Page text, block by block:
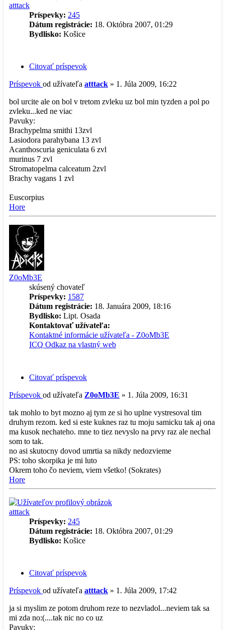
atttack
Príspevky: 245
Dátum registrácie: 18. Októbra 2007, 01:29
Bydlisko: Košice
Citovať príspevok
Príspevok od užívateľa atttack » 1. Júla 2009, 16:22
bol urcite ale on bol v tretom zvleku uz bol min tyzden a pol po
zvleku...ked ne viac
Pavuky:
Brachypelma smithi 13zvl
Lasiodora parahybana 13 zvl
Acanthoscuria geniculata 6 zvl
murinus 7 zvl
Stromatopelma calceatum 2zvl
Brachy vagans 1 zvl
Euscorpius
Hore
Z0oMb3E
skúsený chovateľ
Príspevky: 1587
Dátum registrácie: 18. Januára 2009, 18:16
Bydlisko: Lipt. Osada
Kontaktovať užívateľa:
Kontaktné informácie užívateľa - Z0oMb3E
ICQ Odkaz na vlastný web
Citovať príspevok
Príspevok od užívateľa Z0oMb3E » 1. Júla 2009, 16:31
tak mohlo to byt mozno aj tym ze si ho uplne vystresoval tim
druhym rezom. ked si este kuknes raz tu moju samicku tak aj ona
ma kusok nechateho. mne to tiez nevyslo na prvy raz ale nechal
som to tak.
no asi skutocny dovod umrtia sa nikdy nedozvieme
PS: toho skorpika je mi luto
Okrem toho čo neviem, viem všetko! (Sokrates)
Hore
atttack
Príspevky: 245
Dátum registrácie: 18. Októbra 2007, 01:29
Bydlisko: Košice
Citovať príspevok
Príspevok od užívateľa atttack » 1. Júla 2009, 17:42
ja si myslim ze potom druhom reze to nezvladol...neviem tak sa
mi zda no:(....tak nic no co uz
Pavuky: